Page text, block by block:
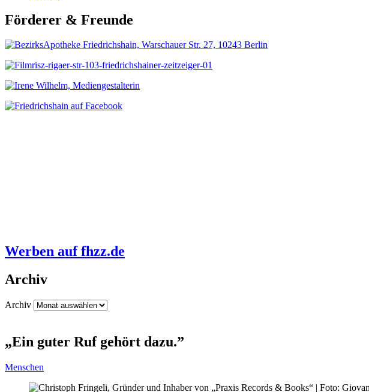
Förderer & Freunde
Werben auf fhzz.de
Archiv
Archiv
„Ein guter Ruf gehört dazu.”
Menschen